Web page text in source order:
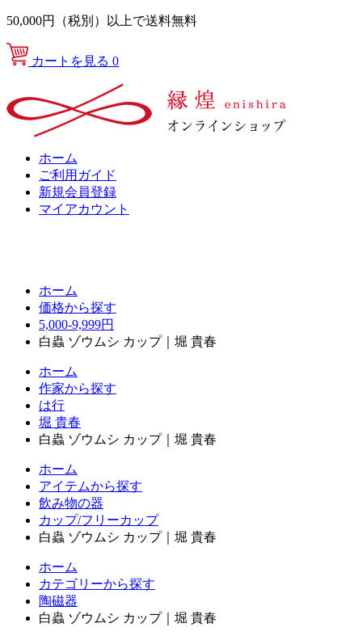
50,000円（税別）以上で送料無料
カートを見る 0
ホーム
ご利用ガイド
新規会員登録
マイアカウント
ホーム
価格から探す
5,000-9,999円
白蟲 ゾウムシ カップ｜堀 貴春
ホーム
作家から探す
は行
堀 貴春
白蟲 ゾウムシ カップ｜堀 貴春
ホーム
アイテムから探す
飲み物の器
カップ/フリーカップ
白蟲 ゾウムシ カップ｜堀 貴春
ホーム
カテゴリーから探す
陶磁器
白蟲 ゾウムシ カップ｜堀 貴春